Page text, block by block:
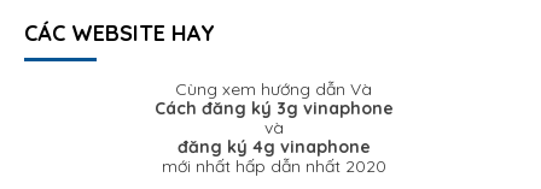
CÁC WEBSITE HAY
Cùng xem hướng dẫn Và
Cách đăng ký 3g vinaphone
và
đăng ký 4g vinaphone
mới nhất hấp dẫn nhất 2020